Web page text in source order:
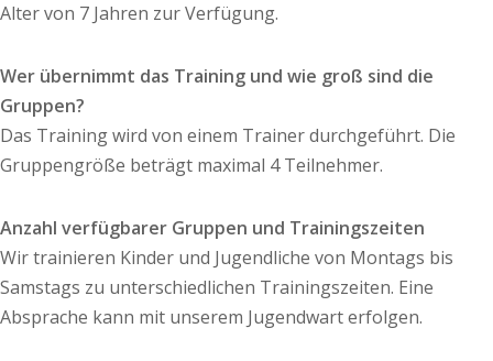
Alter von 7 Jahren zur Verfügung.
Wer übernimmt das Training und wie groß sind die
Gruppen?
Das Training wird von einem Trainer durchgeführt. Die
Gruppengröße beträgt maximal 4 Teilnehmer.
Anzahl verfügbarer Gruppen und Trainingszeiten
Wir trainieren Kinder und Jugendliche von Montags bis
Samstags zu unterschiedlichen Trainingszeiten. Eine
Absprache kann mit unserem Jugendwart erfolgen.